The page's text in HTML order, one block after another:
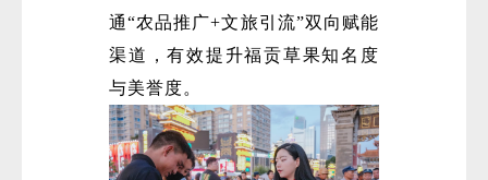
通“农品推广+文旅引流”双向赋能
渠道，有效提升福贡草果知名度
与美誉度。